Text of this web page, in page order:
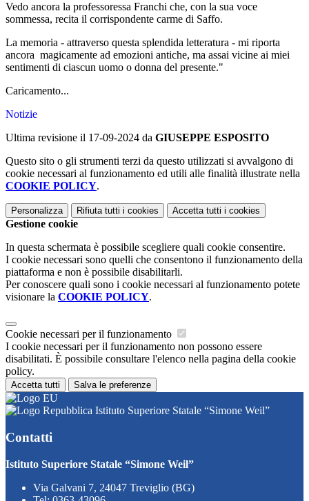
Vedo ancora la professoressa Franchi che, con la sua voce
sommessa, recita il corrispondente carme di Saffo.
La memoria - attraverso questa splendida letteratura - mi riporta
ancora magicamente ad emozioni antiche, ma assai vicine ai miei
sentimenti di ciascun uomo o donna del presente."
Caricamento...
Notizie
Ultima revisione il 17-09-2024 da GIUSEPPE ESPOSITO
Questo sito o gli strumenti terzi da questo utilizzati si avvalgono di
cookie necessari al funzionamento ed utili alle finalità illustrate nella
COOKIE POLICY.
Personalizza Rifiuta tutti i cookies Accetta tutti i cookies
Gestione cookie
In questa schermata è possibile scegliere quali cookie consentire.
I cookie necessari sono quelli che consentono il funzionamento della
piattaforma e non è possibile disabilitarli.
Per conoscere quali sono i cookie necessari al funzionamento potete
visionare la COOKIE POLICY.
Cookie necessari per il funzionamento
I cookie necessari per il funzionamento non possono essere
disabilitati. È possibile consultare l'elenco nella pagina della cookie
policy.
Accetta tutti Salva le preferenze
Istituto Superiore Statale “Simone Weil”
Contatti
Istituto Superiore Statale “Simone Weil”
Via Galvani 7, 24047 Treviglio (BG)